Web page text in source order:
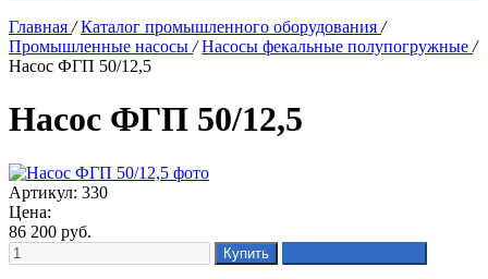
Главная / Каталог промышленного оборудования /
Промышленные насосы / Насосы фекальные полупогружные /
Насос ФГП 50/12,5
Насос ФГП 50/12,5
Артикул: 330
Цена:
86 200 руб.